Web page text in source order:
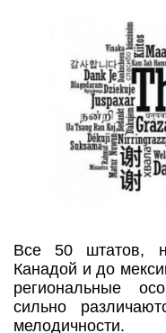
Все 50 штатов,
Канадой и до
региональные
сильно
мелодичности.